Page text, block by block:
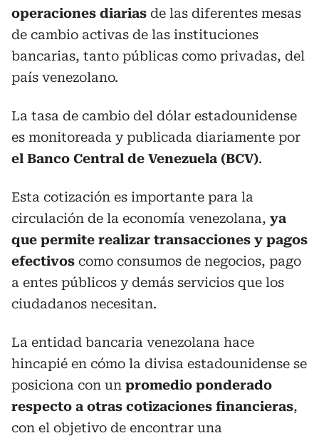
operaciones diarias de las diferentes mesas
de cambio activas de las instituciones
bancarias, tanto públicas como privadas, del
país venezolano.
La tasa de cambio del dólar estadounidense
es monitoreada y publicada diariamente por
el Banco Central de Venezuela (BCV).
Esta cotización es importante para la
circulación de la economía venezolana, ya
que permite realizar transacciones y pagos
efectivos como consumos de negocios, pago
a entes públicos y demás servicios que los
ciudadanos necesitan.
La entidad bancaria venezolana hace
hincapié en cómo la divisa estadounidense se
posiciona con un promedio ponderado
respecto a otras cotizaciones financieras,
con el objetivo de encontrar una